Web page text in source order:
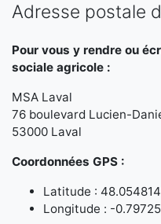
Adresse postale
Pour vous y rendre ou
sociale agricole :
MSA Laval
76 boulevard Lucien-
53000 Laval
Coordonnées GPS :
Latitude :
Longitude : -